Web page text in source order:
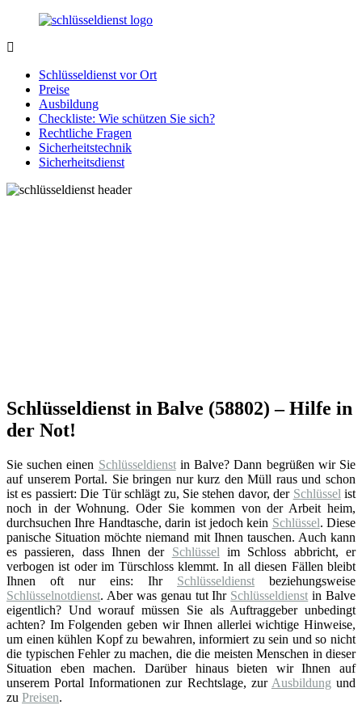
Zurück
Inhalt
Notlage
wird
gelöst!
Schlüsseldienst vor Ort
Preise
Ausbildung
Checkliste: Wie schützen Sie sich?
Rechtliche Fragen
Sicherheitstechnik
Sicherheitsdienst
Schlüsseldienst in Balve (58802) – Hilfe in
der Not!
Sie suchen einen Schlüsseldienstin Balve? Dann begrüßen wir Sie
auf unserem Portal. Sie bringen nur kurz den Müll raus und schon
ist es passiert: Die Tür schlägt zu, Sie stehen davor, der Schlüssel ist
noch in der Wohnung. Oder Sie kommen von der Arbeit heim,
durchsuchen Ihre Handtasche, darin ist jedoch kein Schlüssel. Diese
panische Situation möchte niemand mit Ihnen tauschen. Auch kann
es passieren, dass Ihnen der Schlüssel im Schloss abbricht, er
verbogen ist oder im Türschloss klemmt. In all diesen Fällen bleibt
Ihnen oft nur eins: Ihr Schlüsseldienst beziehungsweise
Schlüsselnotdienst. Aber was genau tut Ihr Schlüsseldienst in Balve
eigentlich? Und worauf müssen Sie als Auftraggeber unbedingt
achten? Im Folgenden geben wir Ihnen allerlei wichtige Hinweise,
um einen kühlen Kopf zu bewahren, informiert zu sein und so nicht
die typischen Fehler zu machen, die die meisten Menschen in dieser
Situation eben machen. Darüber hinaus bieten wir Ihnen auf
unserem Portal Informationen zur Rechtslage, zur Ausbildung und
zu Preisen.